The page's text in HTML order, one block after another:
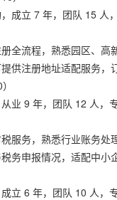
成立 7 年，团队 15 人
全流程，熟悉园区、
供注册地址适配服务，
业 9 年，团队 12 人
服务，熟悉行业账务
务申报情况，适配中小
立 6 年，团队 10 人